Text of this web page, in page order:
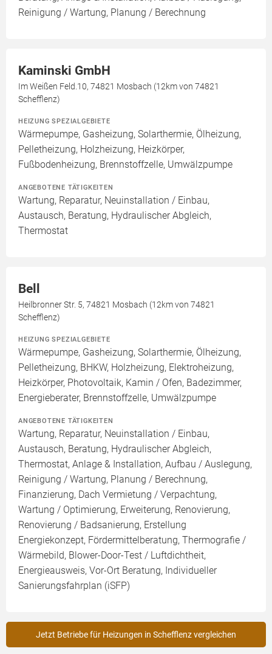
Reinigung / Wartung, Planung / Berechnung
Kaminski GmbH
Im Weißen Feld.10, 74821 Mosbach (12km von 74821
Schefflenz)
HEIZUNG SPEZIALGEBIETE
Wärmepumpe, Gasheizung, Solarthermie, Ölheizung,
Pelletheizung, Holzheizung, Heizkörper,
Fußbodenheizung, Brennstoffzelle, Umwälzpumpe
ANGEBOTENE TÄTIGKEITEN
Wartung, Reparatur, Neuinstallation / Einbau,
Austausch, Beratung, Hydraulischer Abgleich,
Thermostat
Bell
Heilbronner Str. 5, 74821 Mosbach (12km von 74821
Schefflenz)
HEIZUNG SPEZIALGEBIETE
Wärmepumpe, Gasheizung, Solarthermie, Ölheizung,
Pelletheizung, BHKW, Holzheizung, Elektroheizung,
Heizkörper, Photovoltaik, Kamin / Ofen, Badezimmer,
Energieberater, Brennstoffzelle, Umwälzpumpe
ANGEBOTENE TÄTIGKEITEN
Wartung, Reparatur, Neuinstallation / Einbau,
Austausch, Beratung, Hydraulischer Abgleich,
Thermostat, Anlage & Installation, Aufbau / Auslegung,
Reinigung / Wartung, Planung / Berechnung,
Finanzierung, Dach Vermietung / Verpachtung,
Wartung / Optimierung, Erweiterung, Renovierung,
Renovierung / Badsanierung, Erstellung
Energiekonzept, Fördermittelberatung, Thermografie /
Wärmebild, Blower-Door-Test / Luftdichtheit,
Energieausweis, Vor-Ort Beratung, Individueller
Sanierungsfahrplan (iSFP)
Jetzt Betriebe für Heizungen in Schefflenz vergleichen